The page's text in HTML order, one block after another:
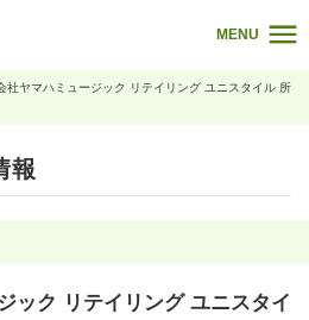
MENU
社ヤマハミュージック リテイリング ユニスタイル 所
報
ック リテイリング ユニスタイ